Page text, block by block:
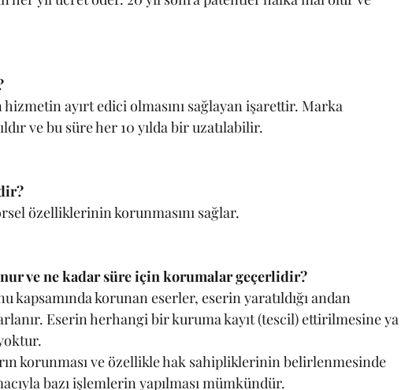
ayırt edici olmasını sağlayan işarettir. Marka
ve bu süre her 10 yılda bir uzatılabilir.
özelliklerinin korunmasını sağlar.
ve ne kadar süre için korumalar geçerlidir?
kapsamında korunan eserler, eserin yaratıldığı andan
Eserin herhangi bir kuruma kayıt (tescil) ettirilmesine ya
korunması ve özellikle hak sahipliklerinin belirlenmesinde
bazı işlemlerin yapılması mümkündür.